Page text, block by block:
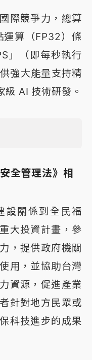
際競爭力，總算
算（FP32）條
」（即每秒執行
強大能量支持精
級 AI 技術研發。
全管理法》相
設關係到全民福
大投資計畫，參
，提供政府機關
用，並協助台灣
資源，促進產業
針對地方民眾或
科技進步的成果